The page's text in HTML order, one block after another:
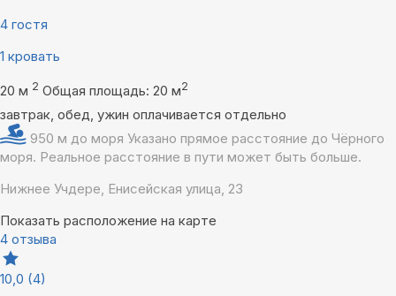
4 гостя
1 кровать
20 м 2 Общая площадь: 20 м2
завтрак, обед, ужин оплачивается отдельно
950 м до моря Указано прямое расстояние до Чёрного
моря. Реальное расстояние в пути может быть больше.
Нижнее Учдере, Енисейская улица, 23
Показать расположение на карте
4 отзыва
10,0 (4)